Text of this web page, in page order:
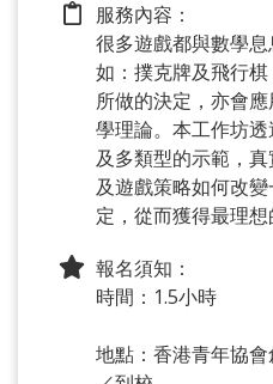
服務內容：
很多遊戲都與數學
如：撲克牌及飛行
所做的決定，亦會
學理論。本工作坊
及多類型的示範，
及遊戲策略如何改
定，從而獲得最理想
報名須知：
時間：1.5小時
地點：香港青年協